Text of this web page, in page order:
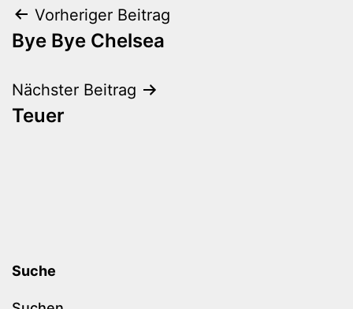
Beitragsnavigation
Vorheriger Beitrag
Bye Bye Chelsea
Nächster Beitrag
Teuer
Suche